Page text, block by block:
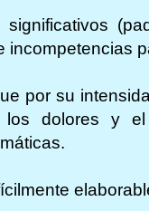
incompetencias
por su
los dolores y